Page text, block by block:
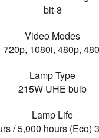
8-bit
Video Modes
720p, 1080i, 480p,
Lamp Type
215W UHE bulb
Lamp Life